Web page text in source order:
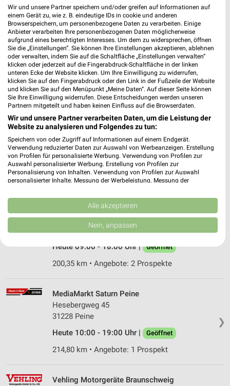
234,01 km • Angebote: 2 Prospekte
MediaMarkt Saturn Wolfsburg
Brandgehaege 3
38444 Wolfsburg
Heute 10:00 - 19:00 Uhr | Geöffnet
182,03 km • Angebote: 1 Prospekt
EP:Kowalzik Winsen (Aller)
Celler Straße 5
29308 Winsen (Aller)
Heute 08:30 - 18:00 Uhr | Geöffnet
236,66 km • Angebote: 2 Prospekte
EP:Ryll Bad Bevensen
Sasendorfer Str. 12 12
29549 Bad Bevensen
Heute 09:00 - 18:00 Uhr | Geöffnet
200,35 km • Angebote: 2 Prospekte
❯
MediaMarkt Saturn Peine
Hesebergweg 45
31228 Peine
Heute 10:00 - 19:00 Uhr |
Geöffnet
214,80 km • Angebote: 1 Prospekt
Vehling Motorgeräte Braunschweig
Wir und unsere Partner speichern und/oder greifen auf Informationen auf
einem Gerät zu, wie z. B. eindeutige IDs in cookie und anderen
Browserspeichern, um personenbezogene Daten zu verarbeiten. Einige
Anbieter verarbeiten Ihre personenbezogenen Daten möglicherweise
aufgrund eines berechtigten Interesses. Um dem zu widersprechen, öffnen
Sie die „Einstellungen“. Sie können Ihre Einstellungen akzeptieren, ablehnen
oder verwalten, indem Sie auf die Schaltfläche „Einstellungen verwalten“
klicken oder jederzeit auf die Fingerabdruck-Schaltfläche in der linken
unteren Ecke der Website klicken. Um Ihre Einwilligung zu widerrufen,
klicken Sie auf den Fingerabdruck oder den Link in der Fußzeile der Website
und klicken Sie auf den Menüpunkt „Meine Daten“. Auf dieser Seite können
Sie Ihre Einwilligung widerrufen. Diese Entscheidungen werden unseren
Partnern mitgeteilt und haben keinen Einfluss auf die Browserdaten.
Wir und unsere Partner verarbeiten Daten, um die Leistung der
Website zu analysieren und Folgendes zu tun:
Speichern von oder Zugriff auf Informationen auf einem Endgerät.
Verwendung reduzierter Daten zur Auswahl von Werbeanzeigen. Erstellung
von Profilen für personalisierte Werbung. Verwendung von Profilen zur
Auswahl personalisierter Werbung. Erstellung von Profilen zur
Personalisierung von Inhalten. Verwendung von Profilen zur Auswahl
personalisierter Inhalte. Messung der Werbeleistung. Messung der
Kombinationen von Daten aus verschiedenen Quellen. Entwicklung und
Verbesserung der Angebote. Verwendung reduzierter Daten zur Auswahl
von Inhalten.
Daten können außerhalb der Europäischen Union weitergegeben und in die
Website/App.
Partnerliste anzeigen (1 IAB-Anbieter)
IAB-Verarbeitungszwecke:
Speichern von oder Zugriff auf Informationen
auf einem Endgerät
Verwendung reduzierter Daten zur Auswahl von
Alle akzeptieren
Nein, anpassen